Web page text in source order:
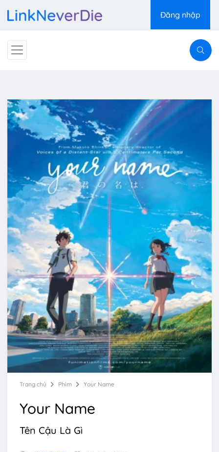
Đăng nhập
Trang chủ Phim Your Name
Your Name
Tên Cậu Là Gì